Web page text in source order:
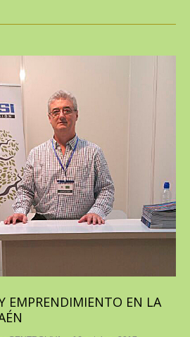
EMPRENDIMIENTO EN LA